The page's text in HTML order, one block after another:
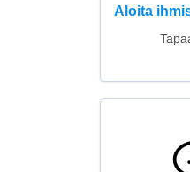
Aloita